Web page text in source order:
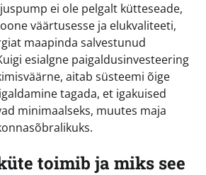
ei ole pelgalt kütteseade,
väärtusesse ja elukvaliteeti,
maapinda salvestunud
esialgne paigaldusinvesteering
aitab süsteemi õige
tagada, et igakuised
minimaalseks, muutes maja
toimib ja miks see